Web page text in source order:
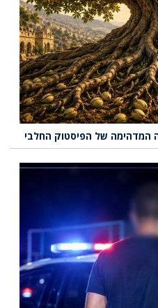
המדהימה של הפיסטוק החלבי